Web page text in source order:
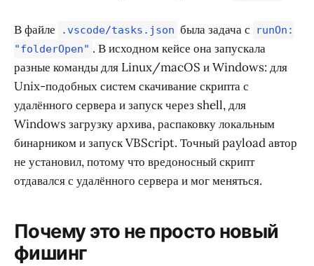
В файле .vscode/tasks.json была задача с
runOn:
"folderOpen" . В исходном кейсе она запускала
разные команды для Linux/macOS и Windows: для
Unix-подобных систем скачивание скрипта с
удалённого сервера и запуск через shell, для
Windows загрузку архива, распаковку локальным
бинарником и запуск VBScript. Точный payload автор
не установил, потому что вредоносный скрипт
отдавался с удалённого сервера и мог меняться.
Почему это не просто новый
фишинг